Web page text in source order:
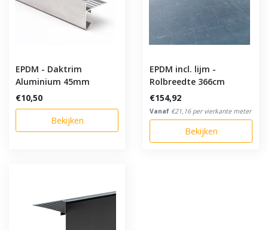
EPDM - Daktrim
Aluminium 45mm
€10,50
Bekijken
EPDM incl. lijm -
Rolbreedte 366cm
€154,92
Vanaf €21,16 per vierkante meter
Bekijken